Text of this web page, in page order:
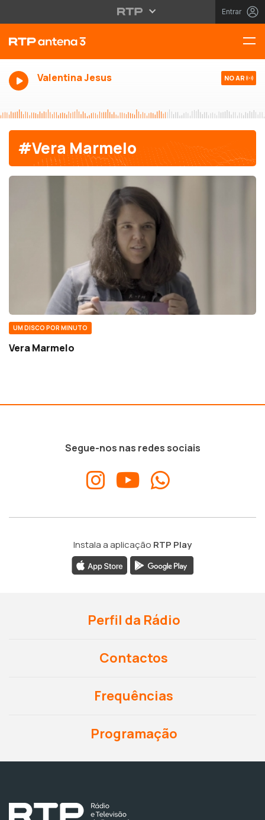
Entrar
Valentina Jesus NO AR
#Vera Marmelo
UM DISCO POR MINUTO
Vera Marmelo
Segue-nos nas redes sociais
Instala a aplicação RTP Play
Perfil da Rádio
Contactos
Frequências
Programação